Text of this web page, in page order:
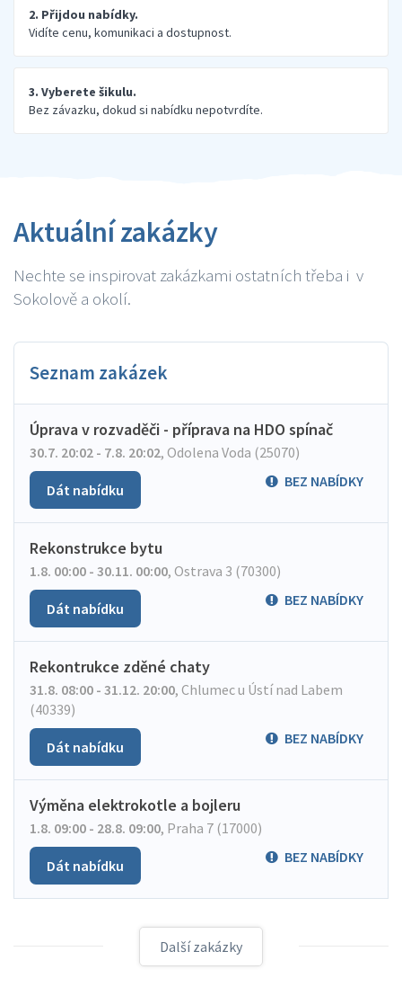
2. Přijdou nabídky.
Vidíte cenu, komunikaci a dostupnost.
3. Vyberete šikulu.
Bez závazku, dokud si nabídku nepotvrdíte.
Aktuální zakázky
Nechte se inspirovat zakázkami ostatních třeba i v
Sokolově a okolí.
Seznam zakázek
Úprava v rozvaděči - příprava na HDO spínač
30.7. 20:02 - 7.8. 20:02, Odolena Voda (25070)
BEZ NABÍDKY
Dát nabídku
Rekonstrukce bytu
1.8. 00:00 - 30.11. 00:00, Ostrava 3 (70300)
BEZ NABÍDKY
Dát nabídku
Rekontrukce zděné chaty
31.8. 08:00 - 31.12. 20:00, Chlumec u Ústí nad Labem
(40339)
BEZ NABÍDKY
Dát nabídku
Výměna elektrokotle a bojleru
1.8. 09:00 - 28.8. 09:00, Praha 7 (17000)
BEZ NABÍDKY
Dát nabídku
Další zakázky